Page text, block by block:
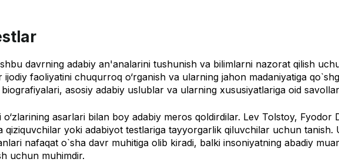
davrning adabiy an'analarini tushunish va bilimlarni nazorat qilish
faoliyatini chuqurroq o‘rganish va ularning jahon madaniyatiga
asosiy adabiy uslublar va ularning xususiyatlariga oid
asarlari bilan boy adabiy meros qoldirdilar. Lev Tolstoy,
yoki adabiyot testlariga tayyorgarlik qiluvchilar uchun tanish.
nafaqat o`sha davr muhitiga olib kiradi, balki insoniyatning abadiy
uchun muhimdir.